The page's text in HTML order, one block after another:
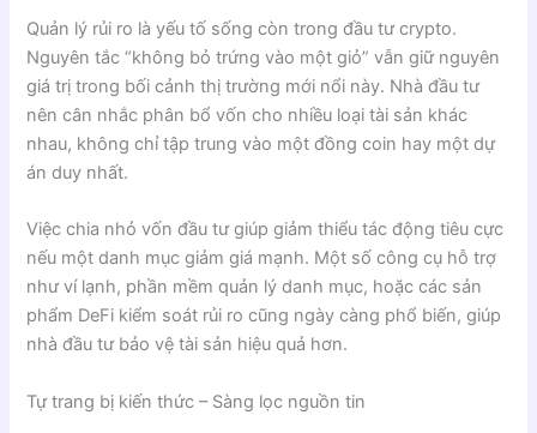
Quản lý rủi ro là yếu tố sống còn trong đầu tư crypto.
Nguyên tắc “không bỏ trứng vào một giỏ” vẫn giữ nguyên
giá trị trong bối cảnh thị trường mới nổi này. Nhà đầu tư
nên cân nhắc phân bổ vốn cho nhiều loại tài sản khác
nhau, không chỉ tập trung vào một đồng coin hay một dự
án duy nhất.
Việc chia nhỏ vốn đầu tư giúp giảm thiểu tác động tiêu cực
nếu một danh mục giảm giá mạnh. Một số công cụ hỗ trợ
như ví lạnh, phần mềm quản lý danh mục, hoặc các sản
phẩm DeFi kiểm soát rủi ro cũng ngày càng phổ biến, giúp
nhà đầu tư bảo vệ tài sản hiệu quả hơn.
Tự trang bị kiến thức – Sàng lọc nguồn tin